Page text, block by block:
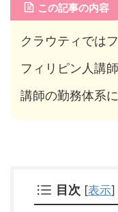
この記事の内容
クラウティでは
フィリピン人講
講師の勤務体系
目次 [表示]